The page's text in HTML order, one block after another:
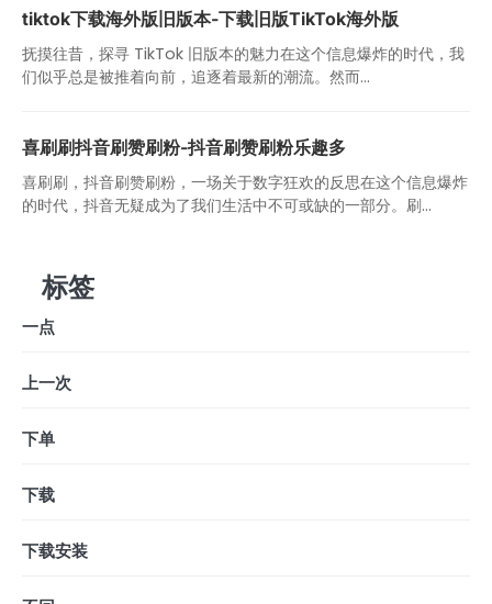
tiktok下载海外版旧版本-下载旧版TikTok海外版
抚摸往昔，探寻 TikTok 旧版本的魅力在这个信息爆炸的时代，我
们似乎总是被推着向前，追逐着最新的潮流。然而...
喜刷刷抖音刷赞刷粉-抖音刷赞刷粉乐趣多
喜刷刷，抖音刷赞刷粉，一场关于数字狂欢的反思在这个信息爆炸
的时代，抖音无疑成为了我们生活中不可或缺的一部分。刷...
标签
一点
上一次
下单
下载
下载安装